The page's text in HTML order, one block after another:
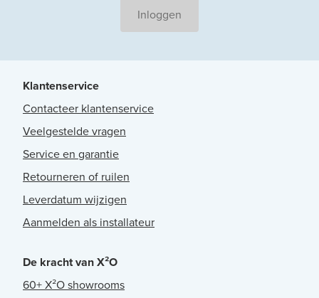
Inloggen
Klantenservice
Contacteer klantenservice
Veelgestelde vragen
Service en garantie
Retourneren of ruilen
Leverdatum wijzigen
Aanmelden als installateur
De kracht van X²O
60+ X²O showrooms